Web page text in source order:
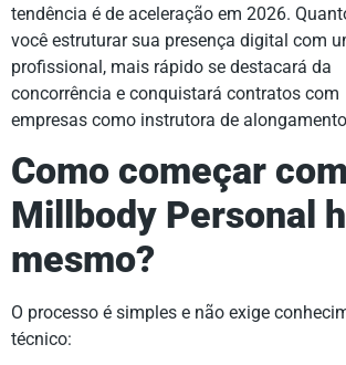
tendência é de aceleração em 2026.
você estruturar sua presença digital com
profissional, mais rápido se destacará da
concorrência e conquistará contratos com
empresas como instrutora de
Como começar
Millbody Personal
mesmo?
O processo é simples e não exige
técnico: